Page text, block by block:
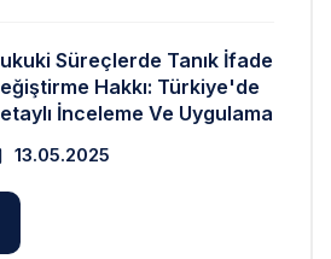
Süreçlerde Tanık İfade
Hakkı: Türkiye'de
İnceleme Ve Uygulama
13.05.2025